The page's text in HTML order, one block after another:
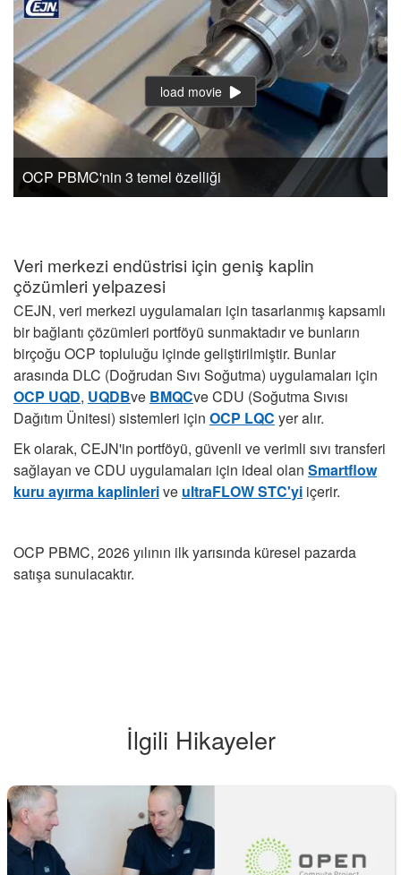
load movie
OCP PBMC'nin 3 temel özelliği
Veri merkezi endüstrisi için geniş kaplin
çözümleri yelpazesi
CEJN, veri merkezi uygulamaları için tasarlanmış kapsamlı
bir bağlantı çözümleri portföyü sunmaktadır ve bunların
birçoğu OCP topluluğu içinde geliştirilmiştir. Bunlar
arasında DLC (Doğrudan Sıvı Soğutma) uygulamaları için
OCP UQD, UQDBve BMQCve CDU (Soğutma Sıvısı
Dağıtım Ünitesi) sistemleri için OCP LQC yer alır.
Ek olarak, CEJN'in portföyü, güvenli ve verimli sıvı transferi
sağlayan ve CDU uygulamaları için ideal olan Smartflow
kuru ayırma kaplinlerive ultraFLOW STC'yi içerir.
OCP PBMC, 2026 yılının ilk yarısında küresel pazarda
satışa sunulacaktır.
İlgili Hikayeler